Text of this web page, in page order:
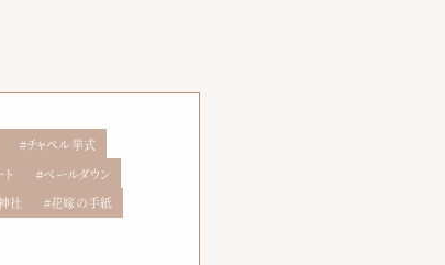
チャペル挙式
ト
ベールダウン
社
花嫁の手紙